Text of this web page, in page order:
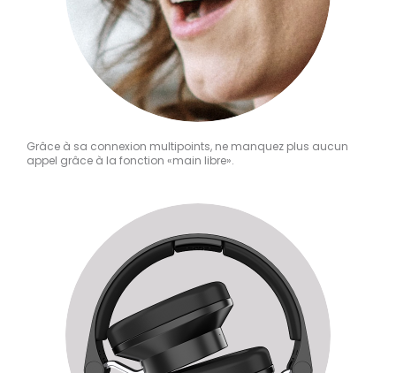
Grâce à sa connexion multipoints, ne manquez plus aucun
appel grâce à la fonction «main libre».